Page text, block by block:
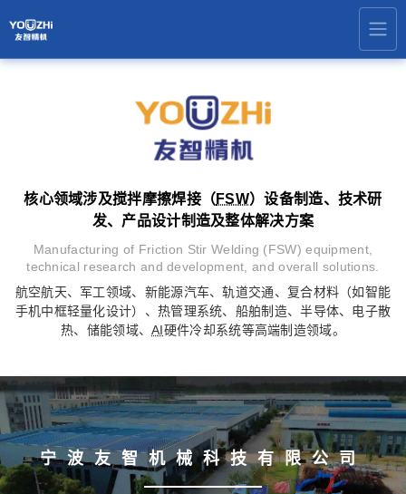
核心领域涉及搅拌摩擦焊接（ FSW）设备制造、技术研
发、产品设计制造及整体解决方案
Manufacturing of Friction Stir Welding (FSW) equipment,
technical research and development, and overall solutions.
航空航天、军工领域、新能源汽车、轨道交通、复合材料（如智能
手机中框轻量化设计）、热管理系统、船舶制造、半导体、电子散
热、储能领域、AI硬件冷却系统等高端制造领域。
宁波友智机械科技有限公司